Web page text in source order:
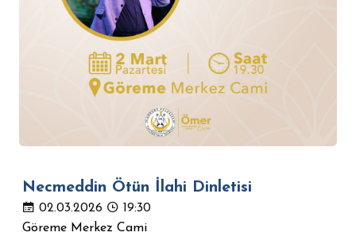
Necmeddin Ötün İlahi Dinletisi
02.03.2026
19:30
Göreme Merkez Cami